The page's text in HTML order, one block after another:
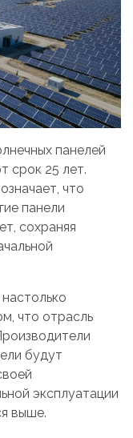
панелей
срок 25 лет.
что
панели
сохраняя
что отрасль
будут
эксплуатации
выше.